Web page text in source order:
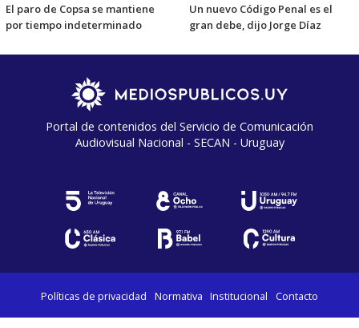
El paro de Copsa se mantiene
por tiempo indeterminado
Un nuevo Código Penal es el
gran debe, dijo Jorge Díaz
Portal de contenidos del Servicio de Comunicación
Audiovisual Nacional - SECAN - Uruguay
Políticas de privacidad Normativa Institucional Contacto